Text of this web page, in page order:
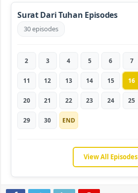
Surat Dari Tuhan Episodes
30 episodes
2 3 4 5 6 7
11 12 13 14 15 16
20 21 22 23 24 25
29 30 END
View All Episodes